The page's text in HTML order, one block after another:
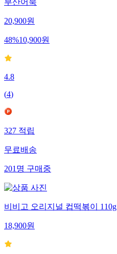
부산어묵
20,900원
48%10,900원
4.8
(4)
327적립
무료배송
201명구매중
비비고 오리지널 컵떡볶이
18,900원